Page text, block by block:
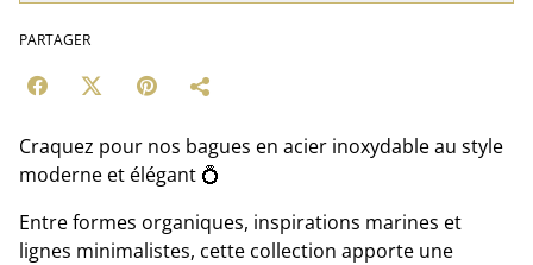
PARTAGER
Craquez pour nos bagues en acier inoxydable au style
moderne et élégant 💍
Entre formes organiques, inspirations marines et
lignes minimalistes, cette collection apporte une